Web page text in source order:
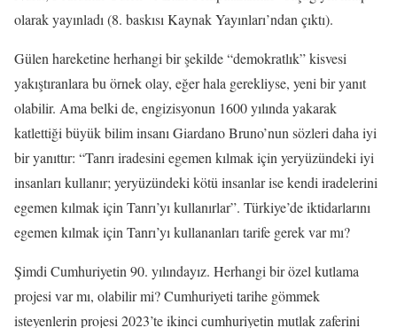
olarak yayınladı (8. baskısı Kaynak Yayınları’ndan çıktı).
Gülen hareketine herhangi bir şekilde “demokratlık” kisvesi
yakıştıranlara bu örnek olay, eğer hala gerekliyse, yeni bir yanıt
olabilir. Ama belki de, engizisyonun 1600 yılında yakarak
katlettiği büyük bilim insanı Giardano Bruno’nun sözleri daha iyi
bir yanıttır: “Tanrı iradesini egemen kılmak için yeryüzündeki iyi
insanları kullanır; yeryüzündeki kötü insanlar ise kendi iradelerini
egemen kılmak için Tanrı’yı kullanırlar”. Türkiye’de iktidarlarını
egemen kılmak için Tanrı’yı kullananları tarife gerek var mı?
Şimdi Cumhuriyetin 90. yılındayız. Herhangi bir özel kutlama
projesi var mı, olabilir mi? Cumhuriyeti tarihe gömmek
isteyenlerin projesi 2023’te ikinci cumhuriyetin mutlak zaferini